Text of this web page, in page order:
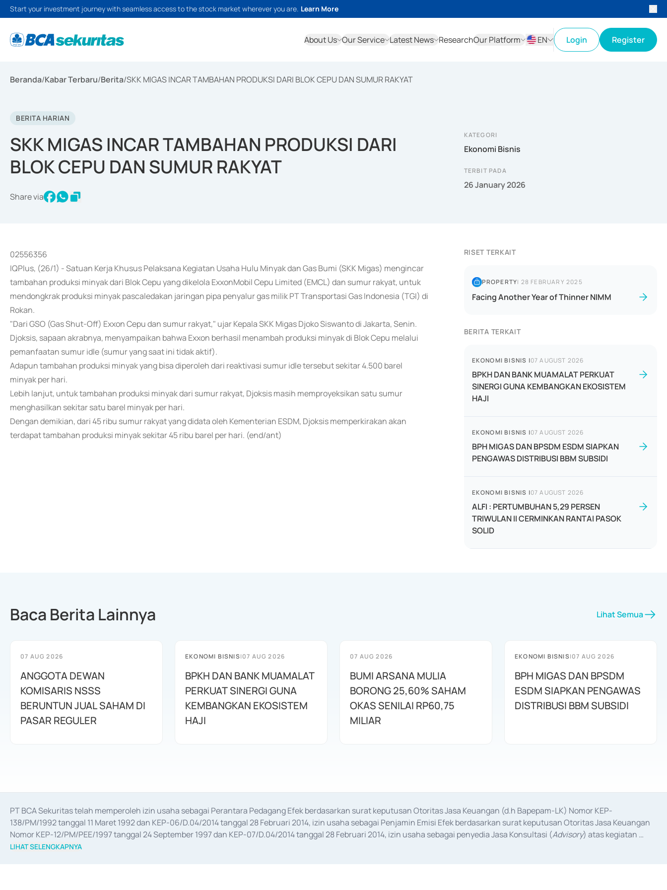
Start your investment journey with seamless access to the stock market wherever you are. Learn More
About Us Our Service Latest News ResearchOur Platform
EN
Login Register
Beranda/Kabar Terbaru/Berita/SKK MIGAS INCAR TAMBAHAN PRODUKSI DARI BLOK CEPU DAN SUMUR RAKYAT
BERITA HARIAN
SKK MIGAS INCAR TAMBAHAN PRODUKSI DARI
BLOK CEPU DAN SUMUR RAKYAT
Share via
KATEGORI
Ekonomi Bisnis
TERBIT PADA
26 January 2026
02556356
IQPlus, (26/1) - Satuan Kerja Khusus Pelaksana Kegiatan Usaha Hulu Minyak dan Gas Bumi (SKK Migas) mengincar
tambahan produksi minyak dari Blok Cepu yang dikelola ExxonMobil Cepu Limited (EMCL) dan sumur rakyat, untuk
mendongkrak produksi minyak pascaledakan jaringan pipa penyalur gas milik PT Transportasi Gas Indonesia (TGI) di
Rokan.
"Dari GSO (Gas Shut-Off) Exxon Cepu dan sumur rakyat," ujar Kepala SKK Migas Djoko Siswanto di Jakarta, Senin.
Djoksis, sapaan akrabnya, menyampaikan bahwa Exxon berhasil menambah produksi minyak di Blok Cepu melalui
pemanfaatan sumur idle (sumur yang saat ini tidak aktif).
Adapun tambahan produksi minyak yang bisa diperoleh dari reaktivasi sumur idle tersebut sekitar 4.500 barel
minyak per hari.
Lebih lanjut, untuk tambahan produksi minyak dari sumur rakyat, Djoksis masih memproyeksikan satu sumur
menghasilkan sekitar satu barel minyak per hari.
Dengan demikian, dari 45 ribu sumur rakyat yang didata oleh Kementerian ESDM, Djoksis memperkirakan akan
terdapat tambahan produksi minyak sekitar 45 ribu barel per hari. (end/ant)
RISET TERKAIT
PROPERTY| 28 FEBRUARY 2025
Facing Another Year of Thinner NIMM
BERITA TERKAIT
EKONOMI BISNIS |07 AUGUST 2026
BPKH DAN BANK MUAMALAT PERKUAT
SINERGI GUNA KEMBANGKAN EKOSISTEM
HAJI
EKONOMI BISNIS |07 AUGUST 2026
BPH MIGAS DAN BPSDM ESDM SIAPKAN
PENGAWAS DISTRIBUSI BBM SUBSIDI
EKONOMI BISNIS |07 AUGUST 2026
ALFI : PERTUMBUHAN 5,29 PERSEN
TRIWULAN II CERMINKAN RANTAI PASOK
SOLID
Baca Berita Lainnya Lihat Semua
07 AUG 2026
ANGGOTA DEWAN
KOMISARIS NSSS
BERUNTUN JUAL SAHAM DI
PASAR REGULER
EKONOMI BISNIS|07 AUG 2026
BPKH DAN BANK MUAMALAT
PERKUAT SINERGI GUNA
KEMBANGKAN EKOSISTEM
HAJI
07 AUG 2026
BUMI ARSANA MULIA
BORONG 25,60% SAHAM
OKAS SENILAI RP60,75
MILIAR
EKONOMI BISNIS|07 AUG 2026
BPH MIGAS DAN BPSDM
ESDM SIAPKAN PENGAWAS
DISTRIBUSI BBM SUBSIDI
PT BCA Sekuritas telah memperoleh izin usaha sebagai Perantara Pedagang Efek berdasarkan surat keputusan Otoritas Jasa Keuangan (d.h Bapepam-LK) Nomor KEP-
138/PM/1992 tanggal 11 Maret 1992 dan KEP-06/D.04/2014 tanggal 28 Februari 2014, izin usaha sebagai Penjamin Emisi Efek berdasarkan surat keputusan Otoritas Jasa Keuangan
Nomor KEP-12/PM/PEE/1997 tanggal 24 September 1997 dan KEP-07/D.04/2014 tanggal 28 Februari 2014, izin usaha sebagai penyedia Jasa Konsultasi (Advisory) atas kegiatan
merger, akuisisi, divestasi, dan
LIHAT SELENGKAPNYA